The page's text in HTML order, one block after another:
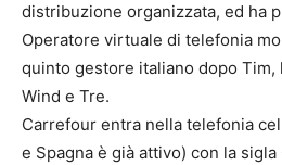
distribuzione organizzata, ed ha
Operatore virtuale di telefonia
quinto gestore italiano dopo Tim,
Wind e Tre.
Carrefour entra nella telefonia
e Spagna è già attivo) con la